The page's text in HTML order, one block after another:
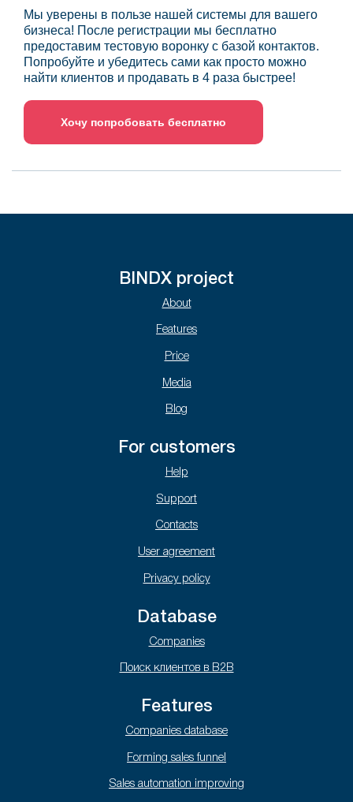
Мы уверены в пользе нашей системы для вашего
бизнеса! После регистрации мы бесплатно
предоставим тестовую воронку с базой контактов.
Попробуйте и убедитесь сами как просто можно
найти клиентов и продавать в 4 раза быстрее!
Хочу попробовать бесплатно
BINDX project
About
Features
Price
Media
Blog
For customers
Help
Support
Contacts
User agreement
Privacy policy
Database
Companies
Поиск клиентов в B2B
Features
Companies database
Forming sales funnel
Sales automation improving